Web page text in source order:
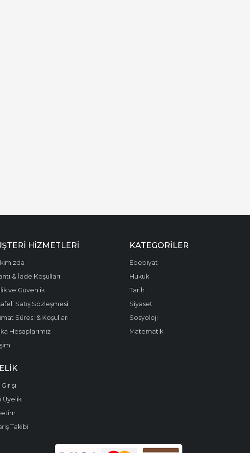
HIZMETLERI
& İade Koşulları
ve Güvenlik
Satış Sözleşmesi
Süresi & Koşulları
Hesaplarımız
KATEGORILER
Edebiyat
Hukuk
Tarih
Siyaset
Sosyoloji
Matematik
Girişi
Üyelik
Takibi